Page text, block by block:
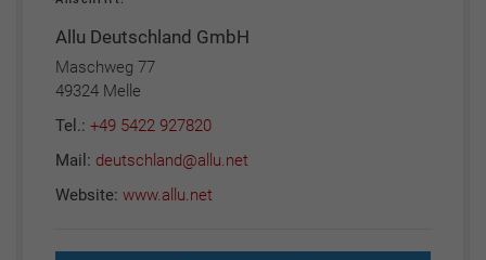
Allu Deutschland GmbH
Maschweg 77
49324 Melle
Tel.: +49 5422 927820
Mail: deutschland@allu.net
Website: www.allu.net